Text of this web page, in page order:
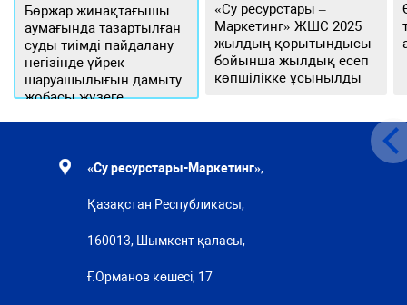
Бөржар жинақтағышы
аумағында тазартылған
суды тиімді пайдалану
негізінде үйрек
шаруашылығын дамыту
жобасы жүзеге
«Су ресурстары –
Маркетинг» ЖШС 2025
жылдың қорытындысы
бойынша жылдық есеп
көпшілікке ұсынылды
«Су ресурстары-Маркетинг»,
Қазақстан Республикасы,
160013, Шымкент қаласы,
Ғ.Орманов көшесі, 17